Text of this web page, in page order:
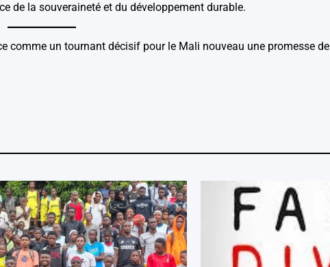
de la souveraineté et du développement durable.
comme un tournant décisif pour le Mali nouveau une promesse de